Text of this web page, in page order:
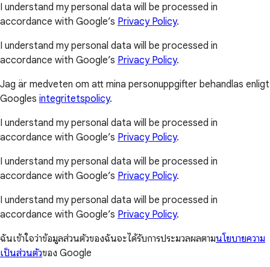
I understand my personal data will be processed in
accordance with Google’s Privacy Policy.
I understand my personal data will be processed in
accordance with Google’s Privacy Policy.
Jag är medveten om att mina personuppgifter behandlas enligt
Googles integritetspolicy.
I understand my personal data will be processed in
accordance with Google’s Privacy Policy.
I understand my personal data will be processed in
accordance with Google’s Privacy Policy.
I understand my personal data will be processed in
accordance with Google’s Privacy Policy.
ฉันเข้าใจว่าข้อมูลส่วนตัวของฉันจะได้รับการประมวลผลตามนโยบายความ
เป็นส่วนตัวของ Google